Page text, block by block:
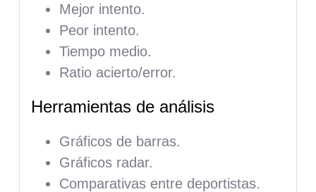
Mejor intento.
Peor intento.
Tiempo medio.
Ratio acierto/error.
Herramientas de análisis
Gráficos de barras.
Gráficos radar.
Comparativas entre deportistas.